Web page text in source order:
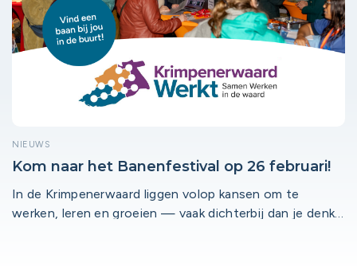
belang. En precies daar komen zij-instromers in beeld.
NIEUWS
Kom naar het Banenfestival op 26 februari!
In de Krimpenerwaard liggen volop kansen om te
werken, leren en groeien — vaak dichterbij dan je denkt.